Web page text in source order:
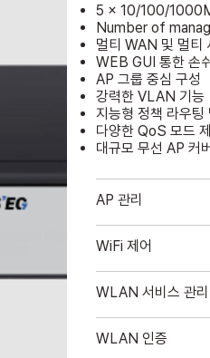
5 × 10/100/
Number of
멀티 WAN 및 멀티
WEB GUI 통한 손
AP 그룹 중심 구성
강력한 VLAN 기능
지능형 정책 라우팅
다양한 QoS 모드
대규모 무선 AP 커
AP 관리
WiFi 제어
WLAN 서비스 관리
WLAN 인증